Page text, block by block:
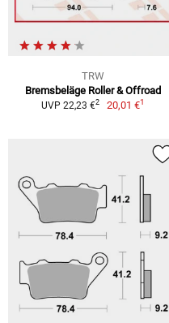
TRW
Bremsbeläge Roller & Offroad
UVP 22,23 €2 20,01 €1